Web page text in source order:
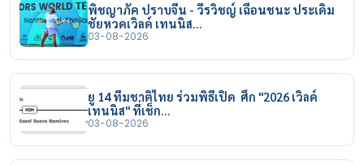
พิชญาภัค ปราบจีน - วีรวิชญ์ เฉือนชนะ ประเดิม
ชัยหวดเวิลด์ เทนนิส…
03-08-2026
ยู 14 ทีมชาติไทย ร่วมพิธีเปิด ศึก "2026 เวิลด์
เทนนิส" ที่เช็ก…
03-08-2026